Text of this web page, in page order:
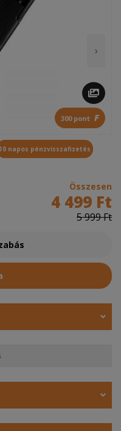
›
300 pont F
napos pénzvisszafizetés
Összesen
4 499 Ft
5 999 Ft